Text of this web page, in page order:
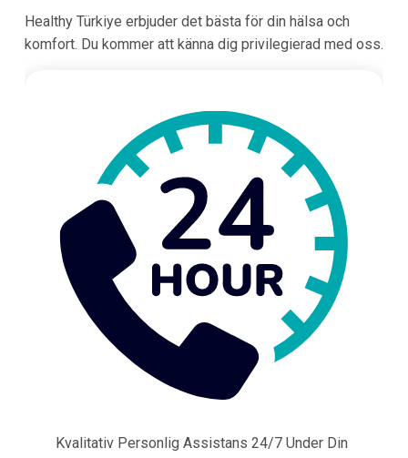
Healthy Türkiye erbjuder det bästa för din hälsa och
komfort. Du kommer att känna dig privilegierad med oss.
Kvalitativ Personlig Assistans 24/7 Under Din